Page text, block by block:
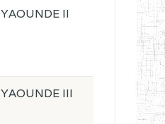
YAOUNDE II
YAOUNDE III